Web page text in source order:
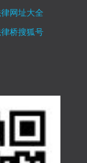
网址大全
桥搜狐号